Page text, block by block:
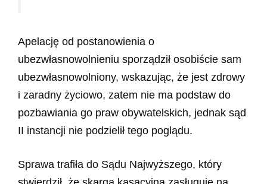
Apelację od postanowienia o
ubezwłasnowolnieniu sporządził osobiście sam
ubezwłasnowolniony, wskazując, że jest zdrowy
i zaradny życiowo, zatem nie ma podstaw do
pozbawiania go praw obywatelskich, jednak sąd
II instancji nie podzielił tego poglądu.
Sprawa trafiła do Sądu Najwyższego, który